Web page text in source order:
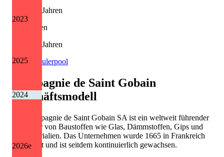
2025
2026e
2023
2024
9 von 13 Jahren
Kürzungen
1 von 13 Jahren
Quelle: Eulerpool
Compagnie de Saint Gobain
Geschäftsmodell
Die Compagnie de Saint Gobain SA ist ein weltweit führender
Hersteller von Baustoffen wie Glas, Dämmstoffen, Gips und
Baumaterialien. Das Unternehmen wurde 1665 in Frankreich
gegründet und ist seitdem kontinuierlich gewachsen.